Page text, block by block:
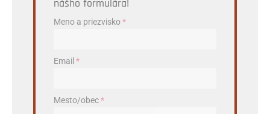
nášho formulára!
Meno a priezvisko*
Email *
Mesto/obec*